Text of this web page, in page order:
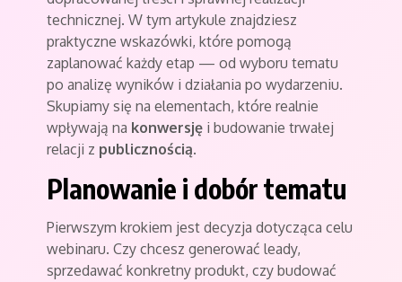
technicznej. W tym artykule znajdziesz
praktyczne wskazówki, które pomogą
zaplanować każdy etap — od wyboru tematu
po analizę wyników i działania po wydarzeniu.
Skupiamy się na elementach, które realnie
wpływają na konwersję i budowanie trwałej
relacji z publicznością.
Planowanie i dobór tematu
Pierwszym krokiem jest decyzja dotycząca celu
webinaru. Czy chcesz generować leady,
sprzedawać konkretny produkt, czy budować